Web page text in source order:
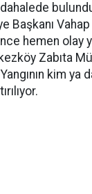
Başkanı Vahap
hemen olay
Zabıta
kim ya